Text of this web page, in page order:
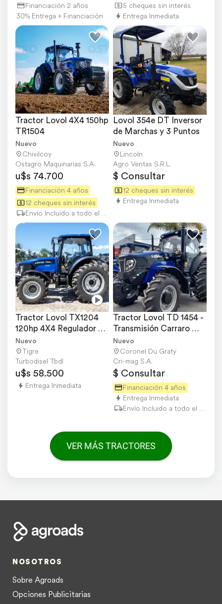
Financiación 2 años
30% Entrega + Financiación
5 cheques sin interés
Entrega Inmediata
Tractor Lovol 4X4 150hp
TR1504
Nuevo
Chivilcoy
Ostagro Maquinarias S.A.
u$s 74.700
Financiación 4 años
12 cheques sin interés
Envío Incluido a todo el país
Lovol 354e DT Inversor
de Marchas y 3 Puntos
Nuevo
Lincoln
Agro Ventas S.R.L.
$ Consultar
12 cheques sin interés
Entrega Inmediata
Tractor Lovol TX1204
120hp 4X4 Regulador de
Potencia
Nuevo
Tigre
Turbodisel Tbdl
u$s 58.500
Entrega Inmediata
Tractor Lovol TD 1454 -
Transmisión Carraro
16+8 Synchro
Nuevo
Coronel Du Graty
Cri-mag S.A.
$ Consultar
Financiación 4 años
Entrega Inmediata
Envío Incluido a todo el país
VER MÁS TRACTORES
NOSOTROS
Sobre Agroads
Opciones Publicitarias